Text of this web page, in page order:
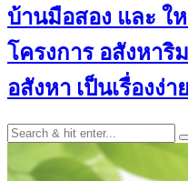
บ้านมือสอง และ ใ
โครงการ อสังหา
อสังหา เป็นเรื่องง่